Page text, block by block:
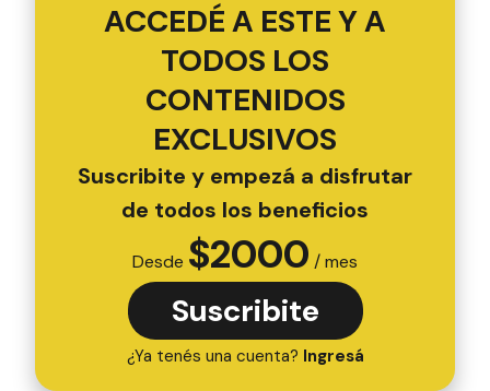
ACCEDÉ A ESTE Y A
TODOS LOS
CONTENIDOS
EXCLUSIVOS
Suscribite y empezá a disfrutar
de todos los beneficios
Desde $2000 / mes
Suscribite
¿Ya tenés una cuenta? Ingresá